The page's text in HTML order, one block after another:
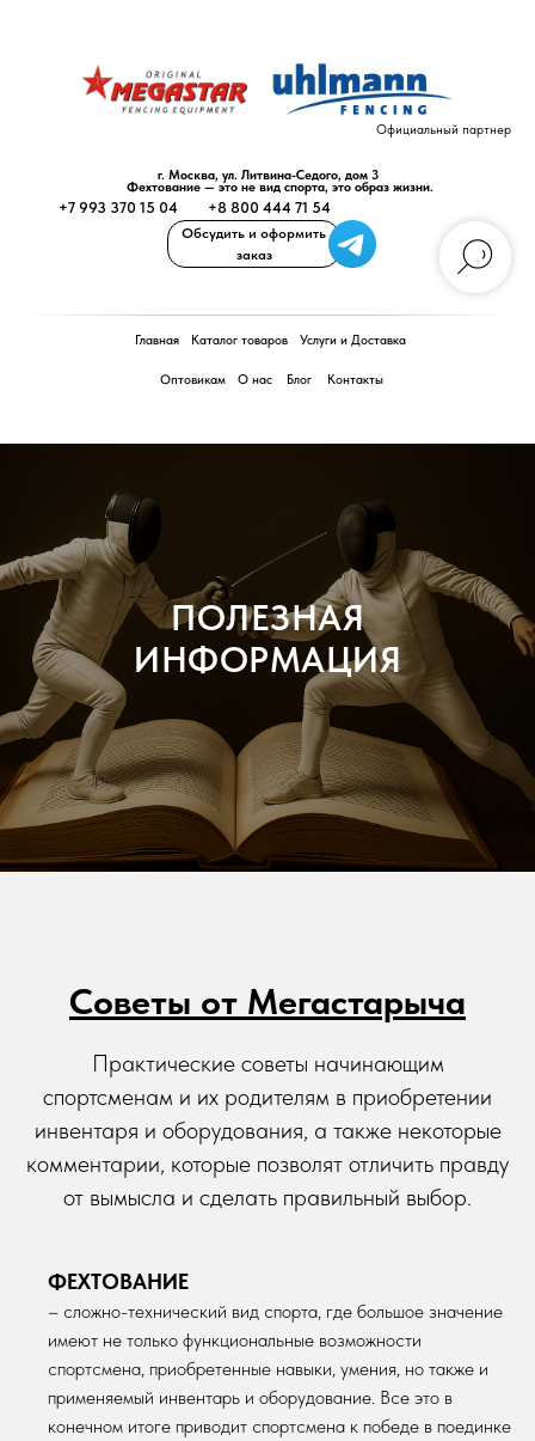
+7 993 370 15 04 +8 800 444 71 54
Обсудить и оформить
заказ
Фехтование — это не вид спорта, это образ жизни.
г. Москва, ул. Литвина-Седого, дом 3
Официальный партнер
Контакты
Услуги и Доставка
Каталог товаров
Оптовикам О нас Блог
Главная
ПОЛЕЗНАЯ
ИНФОРМАЦИЯ
Советы от Мегастарыча
Практические советы начинающим
спортсменам и их родителям в приобретении
инвентаря и оборудования, а также некоторые
комментарии, которые позволят отличить правду
от вымысла и сделать правильный выбор.
ФЕХТОВАНИЕ
– сложно-технический вид спорта, где большое значение
имеют не только функциональные возможности
спортсмена, приобретенные навыки, умения, но также и
применяемый инвентарь и оборудование. Все это в
конечном итоге приводит спортсмена к победе в поединке